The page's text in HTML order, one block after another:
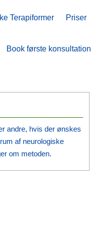
Terapiformer Priser
Book første konsultation
Terapiformer Priser
Book første konsultation
andre, hvis der ønskes
af neurologiske
om metoden.